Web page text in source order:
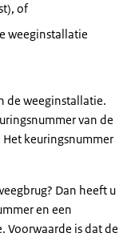
of
weeginstallatie
de weeginstallatie.
van de
keuringsnummer
Dan heeft u
en een
Voorwaarde is dat de